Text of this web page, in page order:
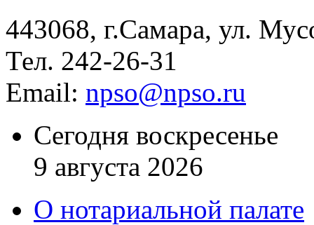
443068, г.Самара, ул.
Тел. 242-26-31
Email: npso@npso.ru
Сегодня воскресенье
9 августа 2026
О нотариальной палате